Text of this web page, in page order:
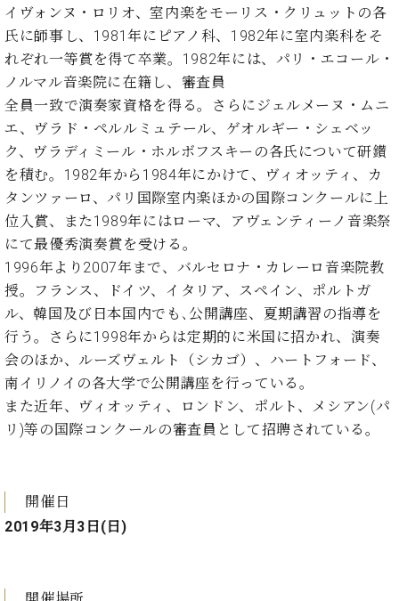
ヒ
シ
タ
イ
ン
ア
カ
デ
ミ
ー
W.
ホ
フ
マ
ン
フ
ェ
ッ
ュ
ア
ク
セ
ス
セン
ム東
京の
ご案
内
(PDF)
お
問
い
合
わ
せ
本
王
子
・
イヴォンヌ・ロリオ、室内楽をモーリス・クリュットの各
氏に師事し、1981年にピアノ科、1982年に室内楽科をそ
れぞれ一等賞を得て卒業。1982年には、パリ・エコール・
ノルマル音楽院に在籍し、審査員
全員一致で演奏家資格を得る。さらにジェルメーヌ・ムニ
エ、ヴラド・ペルルミュテール、ゲオルギー・シェベッ
ク、ヴラディミール・ホルボフスキーの各氏について研鑚
を積む。1982年から1984年にかけて、ヴィオッティ、カ
タンツァーロ、パリ国際室内楽ほかの国際コンクールに上
位入賞、また1989年にはローマ、アヴェンティーノ音楽祭
にて最優秀演奏賞を受ける。
1996年より2007年まで、バルセロナ・カレーロ音楽院教
授。フランス、ドイツ、イタリア、スペイン、ポルトガ
ル、韓国及び日本国内でも､公開講座、夏期講習の指導を
行う。さらに1998年からは定期的に米国に招かれ、演奏
会のほか、ルーズヴェルト（シカゴ）、ハートフォード、
南イリノイの各大学で公開講座を行っている。
また近年、ヴィオッティ、ロンドン、ポルト、メシアン(パ
リ)等の国際コンクールの審査員として招聘されている。
開催日
2019年3月3日(日)